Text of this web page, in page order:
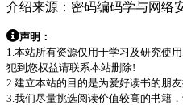
介绍来源： 密码编码学与网络
声明：
1.本站所有资源仅用于学习及研究使
犯到您权益请联系本站删除!
2.建立本站的目的是为爱好读书的朋
3.我们尽量挑选阅读价值较高的书籍